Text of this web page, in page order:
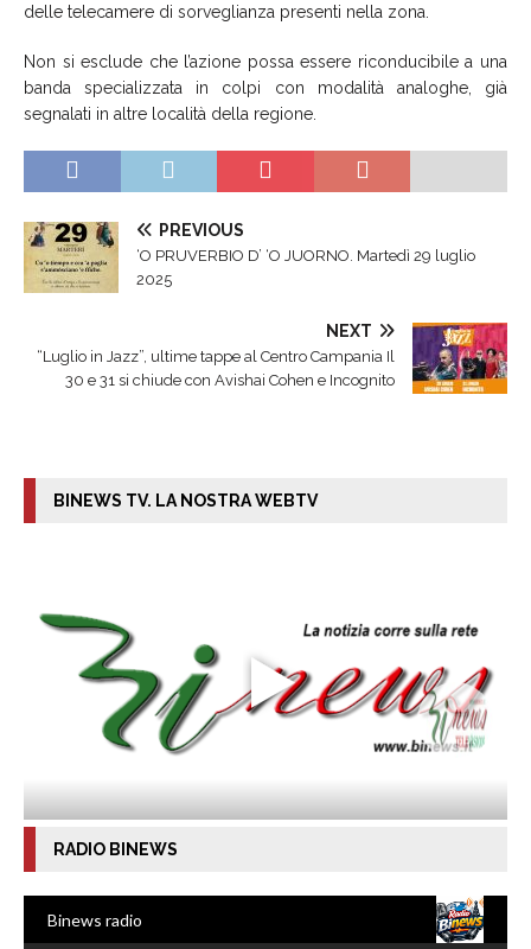
delle telecamere di sorveglianza presenti nella zona.
Non si esclude che l’azione possa essere riconducibile a una
banda specializzata in colpi con modalità analoghe, già
segnalati in altre località della regione.
PREVIOUS
‘O PRUVERBIO D’ ‘O JUORNO. Martedì 29 luglio
2025
NEXT
“Luglio in Jazz”, ultime tappe al Centro Campania Il
30 e 31 si chiude con Avishai Cohen e Incognito
BINEWS TV. LA NOSTRA WEBTV
RADIO BINEWS